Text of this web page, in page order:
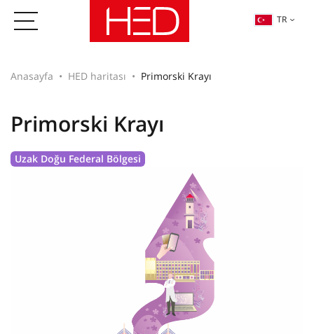
TR
Anasayfa HED haritası Primorski Krayı
Primorski Krayı
Uzak Doğu Federal Bölgesi